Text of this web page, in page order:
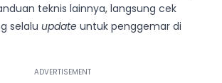
teknis lainnya, langsung cek
selalu update untuk penggemar di